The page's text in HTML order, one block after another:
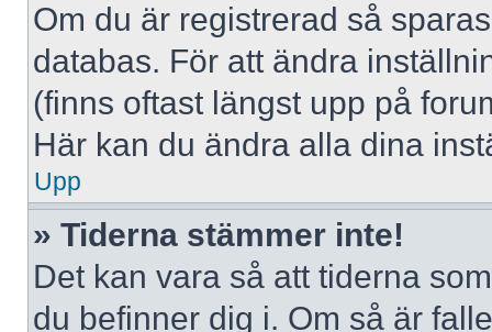
Om du är registrerad så
databas. För att ändra
(finns oftast längst upp på
Här kan du ändra alla dina
Upp
» Tiderna stämmer inte!
Det kan vara så att tiderna
du befinner dig i. Om så är